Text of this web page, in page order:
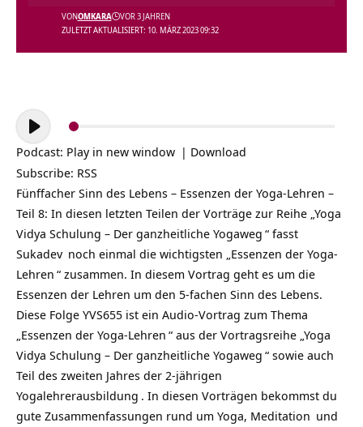
ZULETZT AKTUALISIERT: 10. MÄRZ 2023 09:32
VONOMKARA VOR 3 JAHREN
Audio-
Player
Podcast: Play in new window | Download
Subscribe: RSS
Fünffacher Sinn des Lebens – Essenzen der Yoga-Lehren –
Teil 8: In diesen letzten Teilen der Vorträge zur Reihe „Yoga
Vidya Schulung – Der ganzheitliche Yogaweg “ fasst
Sukadev noch einmal die wichtigsten „Essenzen der Yoga-
Lehren “ zusammen. In diesem Vortrag geht es um die
Essenzen der Lehren um den 5-fachen Sinn des Lebens.
Diese Folge YVS655 ist ein Audio-Vortrag zum Thema
„Essenzen der Yoga-Lehren “ aus der Vortragsreihe „Yoga
Vidya Schulung – Der ganzheitliche Yogaweg “ sowie auch
Teil des zweiten Jahres der 2-jährigen
Yogalehrerausbildung . In diesen Vorträgen bekommst du
gute Zusammenfassungen rund um Yoga, Meditation und